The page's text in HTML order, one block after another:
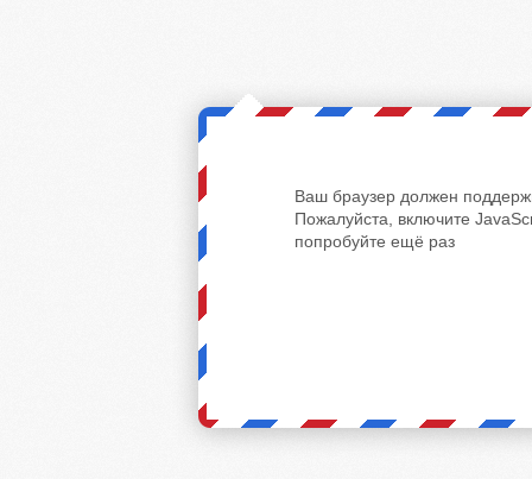
Ваш браузер должен
Пожалуйста, включите
попробуйте ещё раз